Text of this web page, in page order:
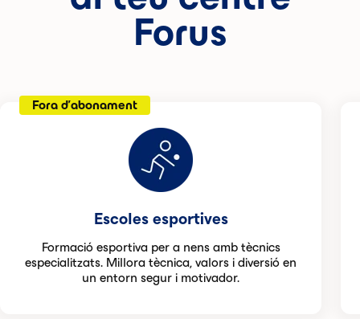
Forus
Fora d'abonament
Escoles esportives
Formació esportiva per a nens amb tècnics
especialitzats. Millora tècnica, valors i diversió en
un entorn segur i motivador.